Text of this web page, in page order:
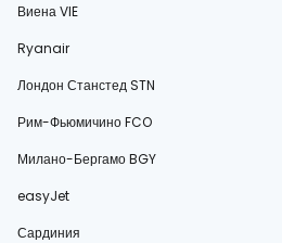
Виена VIE
Ryanair
Лондон Станстед STN
Рим-Фьюмичино FCO
Милано-Бергамо BGY
easyJet
Сардиния